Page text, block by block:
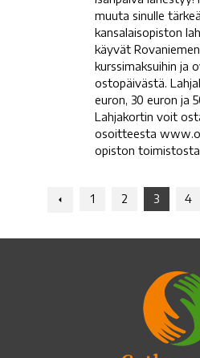
muuta sinulle
kansalaisopiston
käyvät
kurssimaksuihin ja
ostopäivästä.
euron, 30 euron ja
Lahjakortin voit
osoitteesta
opiston
Navigation:
1 2 3 4